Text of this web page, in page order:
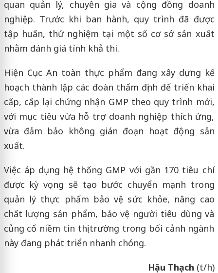
quan quản lý, chuyên gia và cộng đồng doanh
nghiệp. Trước khi ban hành, quy trình đã được
tập huấn, thử nghiệm tại một số cơ sở sản xuất
nhằm đánh giá tính khả thi.
Hiện Cục An toàn thực phẩm đang xây dựng kế
hoạch thành lập các đoàn thẩm định để triển khai
cấp, cấp lại chứng nhận GMP theo quy trình mới,
với mục tiêu vừa hỗ trợ doanh nghiệp thích ứng,
vừa đảm bảo không gián đoạn hoạt động sản
xuất.
Việc áp dụng hệ thống GMP với gần 170 tiêu chí
được kỳ vọng sẽ tạo bước chuyển mạnh trong
quản lý thực phẩm bảo vệ sức khỏe, nâng cao
chất lượng sản phẩm, bảo vệ người tiêu dùng và
củng cố niềm tin thị trường trong bối cảnh ngành
này đang phát triển nhanh chóng.
Hậu Thạch (t/h)